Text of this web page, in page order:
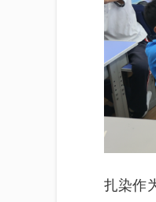
扎染作